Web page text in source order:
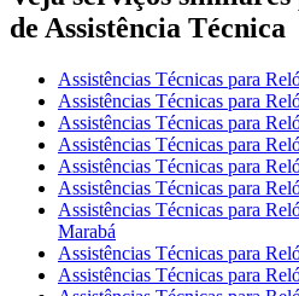
de Assistência Técnica
Assistências Técnicas para
Assistências Técnicas para
Assistências Técnicas para
Assistências Técnicas para
Assistências Técnicas para
Assistências Técnicas para
Assistências Técnicas para
Marabá
Assistências Técnicas para
Assistências Técnicas para